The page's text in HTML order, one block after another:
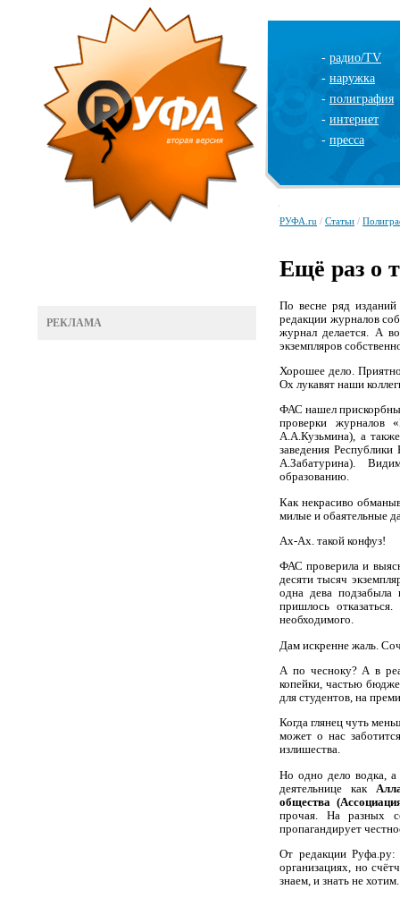
- радио/TV
- наружка
- полиграфия
- интернет
- пресса
РЕКЛАМА
РУФА.ru / Статьи /
Ещё раз о
По весне ряд
редакции журналов
журнал делается. А
экземпляров
Хорошее дело.
Ох лукавят наши
ФАС нашел
проверки журналов
А.А.Кузьмина), а
заведения
А.Забатурина).
образованию.
Как некрасиво
милые и обаятельные
Ах-Ах. такой конфуз!
ФАС проверила и
десяти тысяч
одна дева подзабыла
пришлось
необходимого.
Дам искренне жаль.
А по чесноку? А в
копейки, частью
для студентов, на
Когда глянец чуть
может о нас
излишества.
Но одно дело водка, а
деятельнице как
общества
прочая. На разных
пропагандирует
От редакции
организациях, но
знаем, и знать не